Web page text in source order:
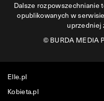
Dalsze rozpowszechnianie
opublikowanych w
uprzedniej
©BURDA MEDIA
Elle.pl
Kobieta.pl